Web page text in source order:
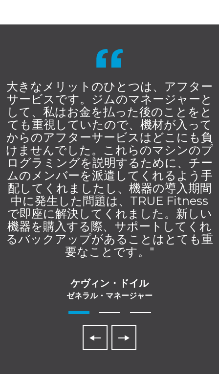
大きなメリットのひとつは、アフター
サービスです。ジムのマネージャーと
して、私はお金を払った後のことをと
ても重視していたので、機材が入って
からのアフターサービスはどこにも負
けませんでした。これらのマシンのプ
ログラミングを説明するために、チー
ムのメンバーを派遣してくれるよう手
配してくれましたし、機器の導入期間
中に発生した問題は、TRUE Fitness
で即座に解決してくれました。新しい
機器を購入する際、サポートしてくれ
るバックアップがあることはとても重
要なことです。"
ケヴィン・ドイル
ゼネラル・マネージャー